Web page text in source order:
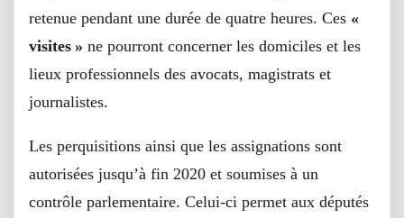
retenue pendant une durée de quatre heures. Ces «
visites » ne pourront concerner les domiciles et les
lieux professionnels des avocats, magistrats et
journalistes.
Les perquisitions ainsi que les assignations sont
autorisées jusqu’à fin 2020 et soumises à un
contrôle parlementaire. Celui-ci permet aux députés